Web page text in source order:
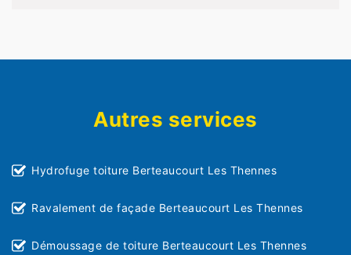
Autres services
Hydrofuge toiture Berteaucourt Les Thennes
Ravalement de façade Berteaucourt Les Thennes
Démoussage de toiture Berteaucourt Les Thennes